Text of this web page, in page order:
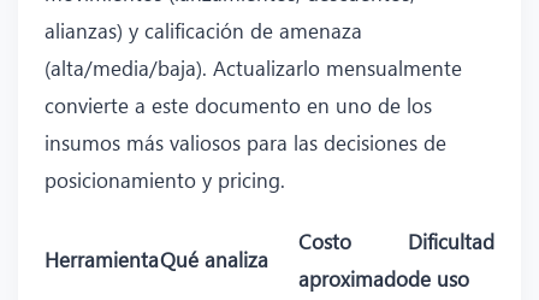
alianzas) y calificación de amenaza
(alta/media/baja). Actualizarlo mensualmente
convierte a este documento en uno de los
insumos más valiosos para las decisiones de
posicionamiento y pricing.
HerramientaQué analiza
Costo
aproximado
Dificultad
de uso